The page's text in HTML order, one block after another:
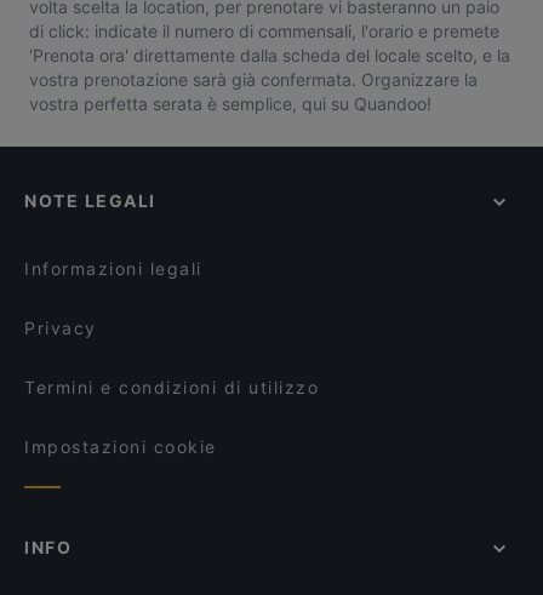
volta scelta la location, per prenotare vi basteranno un paio
di click: indicate il numero di commensali, l'orario e premete
'Prenota ora' direttamente dalla scheda del locale scelto, e la
vostra prenotazione sarà già confermata. Organizzare la
vostra perfetta serata è semplice, qui su Quandoo!
NOTE LEGALI
Informazioni legali
Privacy
Termini e condizioni di utilizzo
Impostazioni cookie
INFO